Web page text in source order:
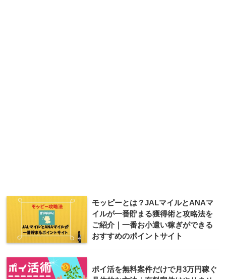
モッピーとは？JALマイルとANAマ
イルが一番貯まる獲得術と攻略法を
ご紹介｜一番お小遣い稼ぎができる
おすすめのポイントサイト
ポイ活を無料案件だけで月3万円稼ぐ